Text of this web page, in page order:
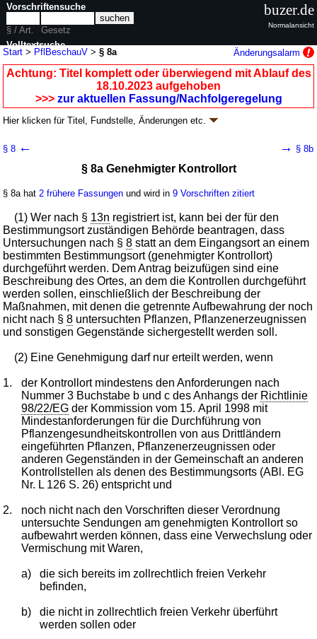
Start > PflBeschauV >§ 8a Änderungsalarm
Achtung: Titel komplett oder überwiegend mit Ablauf des
18.10.2023 aufgehoben
>>> zur aktuellen Fassung/Nachfolgeregelung
Hier klicken fürTitel, Fundstelle, Änderungen etc.
(PflBeschauV
neugefasst durch B. v. 03.04.2000BGBl. I S. 337; aufgehoben durch
Geltung ab 20.05.1989; FNA: 7823-5-6Schädlingsbekämpfung und
12 weitere Fassungen | wird in 20 Vorschriften zitiert
Zweiter Abschnitt Einfuhr aus einem Drittland und
Durchfuhr, Ausfuhr
§ 8 ← → § 8b
§ 8a Genehmigter Kontrollort
§ 8a hat 2 frühere Fassungen und wird in9 Vorschriften zitiert
(1) Wer nach § 13n registriert ist, kann bei der für den
Bestimmungsort zuständigen Behörde beantragen, dass
Untersuchungen nach §8 statt an dem Eingangsort an einem
bestimmten Bestimmungsort (genehmigter Kontrollort)
durchgeführt werden. Dem Antrag beizufügen sind eine
Beschreibung des Ortes, an dem die Kontrollen durchgeführt
werden sollen, einschließlich der Beschreibung der
Maßnahmen, mit denen die getrennte Aufbewahrung der noch
nicht nach §8 untersuchten Pflanzen, Pflanzenerzeugnissen
und sonstigen Gegenstände sichergestellt werden soll.
(2) Eine Genehmigung darf nur erteilt werden, wenn
1.
der Kontrollort mindestens den Anforderungen nach
Nummer 3 Buchstabe b und c des Anhangs der Richtlinie
98/22/EG der Kommission vom 15. April 1998 mit
Mindestanforderungen für die Durchführung von
Pflanzengesundheitskontrollen von aus Drittländern
eingeführten Pflanzen, Pflanzenerzeugnissen oder
anderen Gegenständen in der Gemeinschaft an anderen
Kontrollstellen als denen des Bestimmungsorts (ABl. EG
Nr. L 126 S. 26) entspricht und
2.
noch nicht nach den Vorschriften dieser Verordnung
untersuchte Sendungen am genehmigten Kontrollort so
aufbewahrt werden können, dass eine Verwechslung oder
Vermischung mit Waren,
a)
die sich bereits im zollrechtlich freien Verkehr
befinden,
b)
die nicht in zollrechtlich freien Verkehr überführt
werden sollen oder
Vorschriftensuche
§ / Art.
Gesetz
Volltextsuche
nur in PflBeschauV
buzer.de
Normalansicht